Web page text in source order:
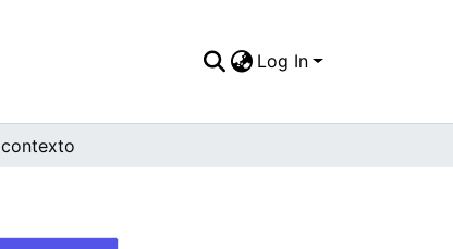
Log In